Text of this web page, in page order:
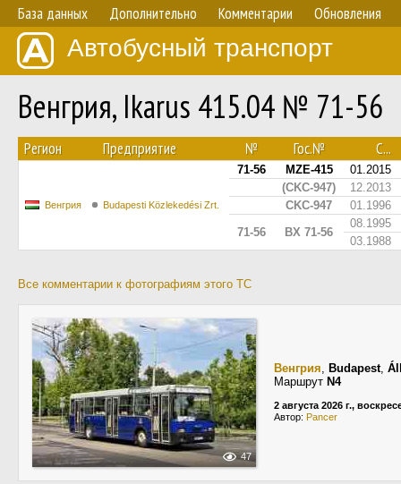
База данных Дополнительно Комментарии Обновления
Автобусный транспорт
Венгрия, Ikarus 415.04 № 71-56
Регион Предприятие № Гос.№ С...
Венгрия Budapesti Közlekedési Zrt.
71-56 MZE-415
01.2015
(CKC-947)
12.2013
CKC-947
01.1996
71-56
BX 71-56
08.1995
03.1988
Все комментарии к фотографиям этого ТС
47
Венгрия, Budapest,
Маршрут N4
2 августа 2026 г.,
Автор: Pancer